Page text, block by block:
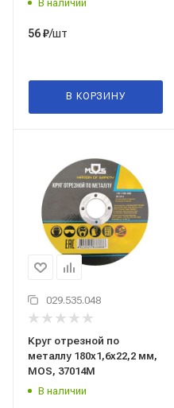
В наличии
56₽/шт
В КОРЗИНУ
029.535.048
Круг отрезной по
металлу 180x1,6x22,2 мм,
MOS, 37014М
В наличии